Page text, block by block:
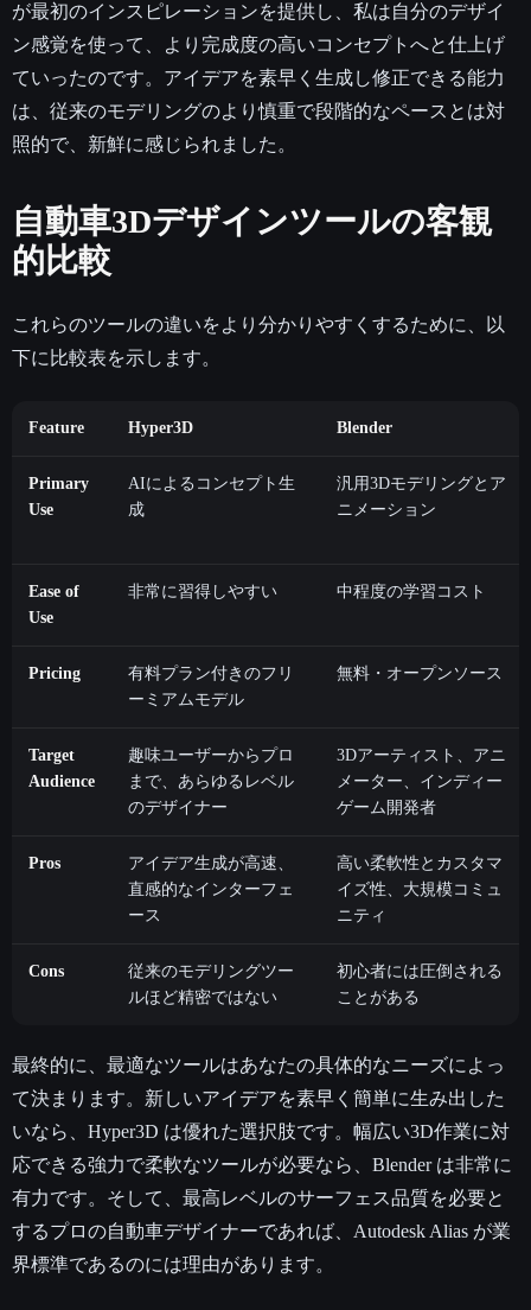
が最初のインスピレーションを提供し、私は自分のデザイ
ン感覚を使って、より完成度の高いコンセプトへと仕上げ
ていったのです。アイデアを素早く生成し修正できる能力
は、従来のモデリングのより慎重で段階的なペースとは対
照的で、新鮮に感じられました。
自動車3Dデザインツールの客観
的比較
これらのツールの違いをより分かりやすくするために、以
下に比較表を示します。
Feature Hyper3D Blender
Primary
Use
AIによるコンセプト生
成
汎用3Dモデリングとア
ニメーション
Ease of
Use
非常に習得しやすい 中程度の学習コスト
Pricing
有料プラン付きのフリ
ーミアムモデル
無料・オープンソース
Target
Audience
趣味ユーザーからプロ
まで、あらゆるレベル
のデザイナー
3Dアーティスト、アニ
メーター、インディー
ゲーム開発者
Pros
アイデア生成が高速、
直感的なインターフェ
ース
高い柔軟性とカスタマ
イズ性、大規模コミュ
ニティ
Cons
従来のモデリングツー
ルほど精密ではない
初心者には圧倒される
ことがある
最終的に、最適なツールはあなたの具体的なニーズによっ
て決まります。新しいアイデアを素早く簡単に生み出した
いなら、Hyper3D は優れた選択肢です。幅広い3D作業に対
応できる強力で柔軟なツールが必要なら、Blender は非常に
有力です。そして、最高レベルのサーフェス品質を必要と
するプロの自動車デザイナーであれば、Autodesk Alias が業
界標準であるのには理由があります。